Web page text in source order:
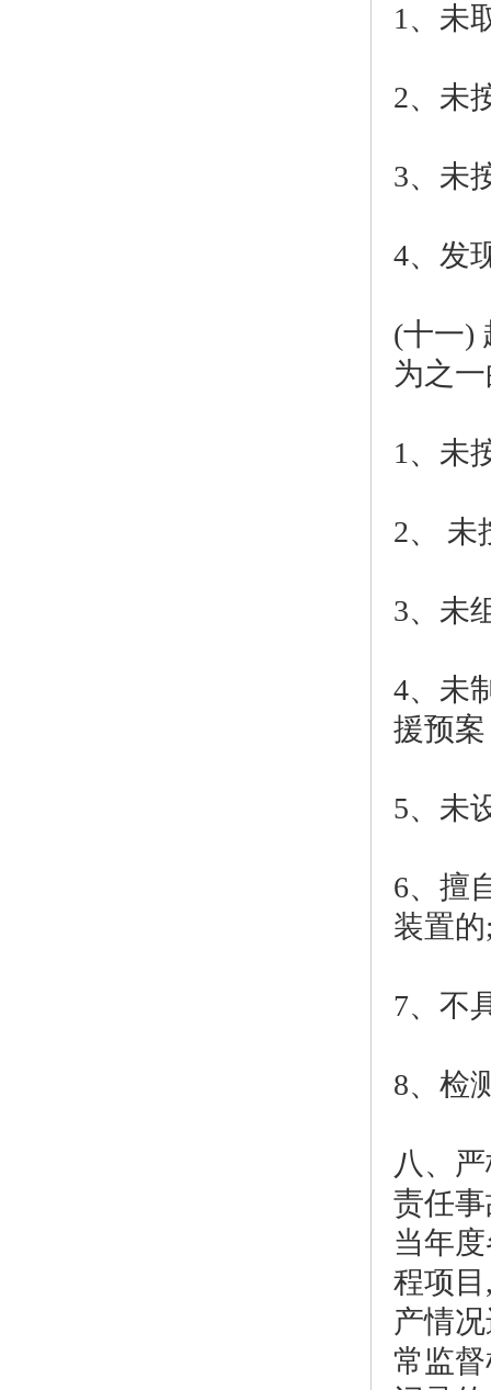
1、未
2、未
3、未
4、发
(十一)
为之
1、未
2、 未
3、未
4、未
援预案
5、未
6、擅
装置
7、不
8、检
八、
责任
当年
程项
产情
常监